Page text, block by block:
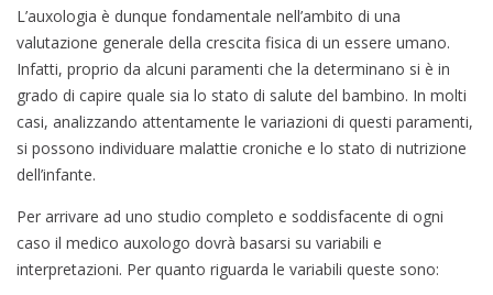
L’auxologia è dunque fondamentale nell’ambito di una
valutazione generale della crescita fisica di un essere umano.
Infatti, proprio da alcuni paramenti che la determinano si è in
grado di capire quale sia lo stato di salute del bambino. In molti
casi, analizzando attentamente le variazioni di questi paramenti,
si possono individuare malattie croniche e lo stato di nutrizione
dell’infante.
Per arrivare ad uno studio completo e soddisfacente di ogni
caso il medico auxologo dovrà basarsi su variabili e
interpretazioni. Per quanto riguarda le variabili queste sono: